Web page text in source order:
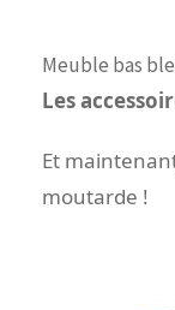
Meuble bas
Les
Et
moutarde !